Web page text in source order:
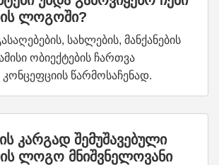
ლოგოში?
სახლების, მანქანების
ობიექტების ჩართვა
კონცეფციის წარმოსაჩენად.
კარგად შემუშავებული
ლოგო მნიშვნელოვანი